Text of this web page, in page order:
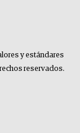
y estándares
reservados.